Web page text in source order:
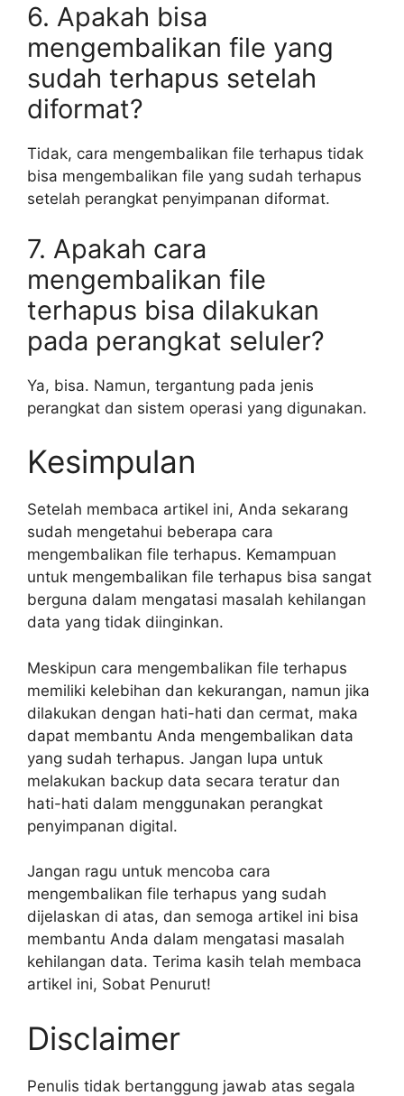
6. Apakah bisa
mengembalikan file yang
sudah terhapus setelah
diformat?
Tidak, cara mengembalikan file terhapus tidak
bisa mengembalikan file yang sudah terhapus
setelah perangkat penyimpanan diformat.
7. Apakah cara
mengembalikan file
terhapus bisa dilakukan
pada perangkat seluler?
Ya, bisa. Namun, tergantung pada jenis
perangkat dan sistem operasi yang digunakan.
Kesimpulan
Setelah membaca artikel ini, Anda sekarang
sudah mengetahui beberapa cara
mengembalikan file terhapus. Kemampuan
untuk mengembalikan file terhapus bisa sangat
berguna dalam mengatasi masalah kehilangan
data yang tidak diinginkan.
Meskipun cara mengembalikan file terhapus
memiliki kelebihan dan kekurangan, namun jika
dilakukan dengan hati-hati dan cermat, maka
dapat membantu Anda mengembalikan data
yang sudah terhapus. Jangan lupa untuk
melakukan backup data secara teratur dan
hati-hati dalam menggunakan perangkat
penyimpanan digital.
Jangan ragu untuk mencoba cara
mengembalikan file terhapus yang sudah
dijelaskan di atas, dan semoga artikel ini bisa
membantu Anda dalam mengatasi masalah
kehilangan data. Terima kasih telah membaca
artikel ini, Sobat Penurut!
Disclaimer
Penulis tidak bertanggung jawab atas segala